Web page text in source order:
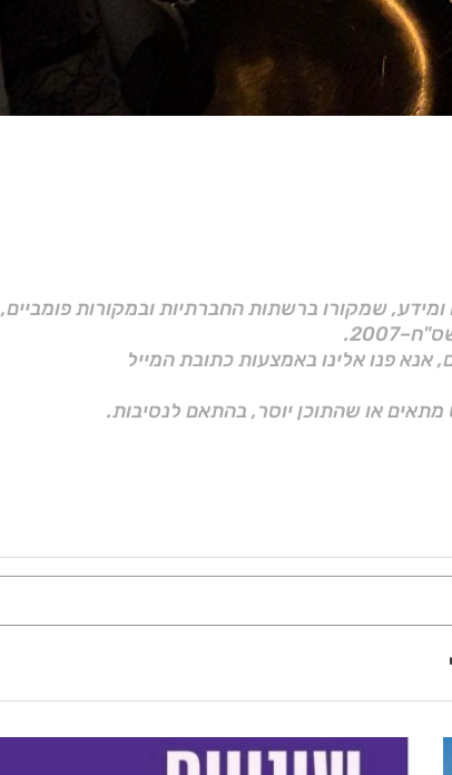
שמקורו ברשתות החברתיות ובמקורות פומביים,
אנא פנו אלינו באמצעות כתובת המייל
מתאים או שהתוכן יוסר, בהתאם לנסיבות.